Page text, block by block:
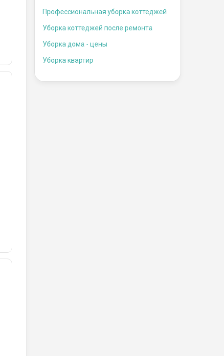
Профессиональная уборка коттеджей
Уборка коттеджей после ремонта
Уборка дома - цены
Уборка квартир